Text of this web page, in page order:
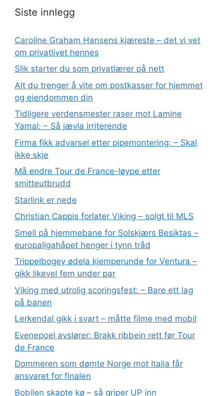
Siste innlegg
Caroline Graham Hansens kjæreste – det vi vet
om privatlivet hennes
Slik starter du som privatlærer på nett
Alt du trenger å vite om postkasser for hjemmet
og eiendommen din
Tidligere verdensmester raser mot Lamine
Yamal: – Så jævla irriterende
Firma fikk advarsel etter pipemontering: – Skal
ikke skje
Må endre Tour de France-løype etter
smitteutbrudd
Starlink er nede
Christian Cappis forlater Viking – solgt til MLS
Smell på hjemmebane for Solskjærs Besiktas –
europaligahåpet henger i tynn tråd
Trippelbogey ødela kjemperunde for Ventura –
gikk likevel fem under par
Viking med utrolig scoringsfest: – Bare ett lag
på banen
Lerkendal gikk i svart – måtte filme med mobil
Evenepoel avslører: Brakk ribbein rett før Tour
de France
Dommeren som dømte Norge mot Italia får
ansvaret for finalen
Bobilen skapte kø – så griper UP inn